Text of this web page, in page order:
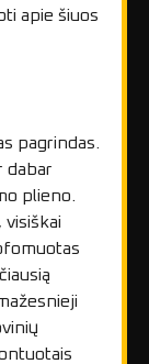
apie šiuos
pagrindas.
dabar
plieno.
visiškai